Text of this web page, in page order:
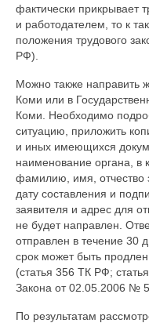
фактически прикрывает
и работодателем, то к
положения трудового
РФ).
Можно также направить
Коми или в
Коми. Необходимо
ситуацию, приложить
и иных имеющихся
наименование органа, в
фамилию, имя, отчество
дату составления и
заявителя и адрес для
не будет направлен.
отправлен в течение 30
срок может быть
(статья 356 ТК РФ;
Закона от 02.05.2006 №
По результатам